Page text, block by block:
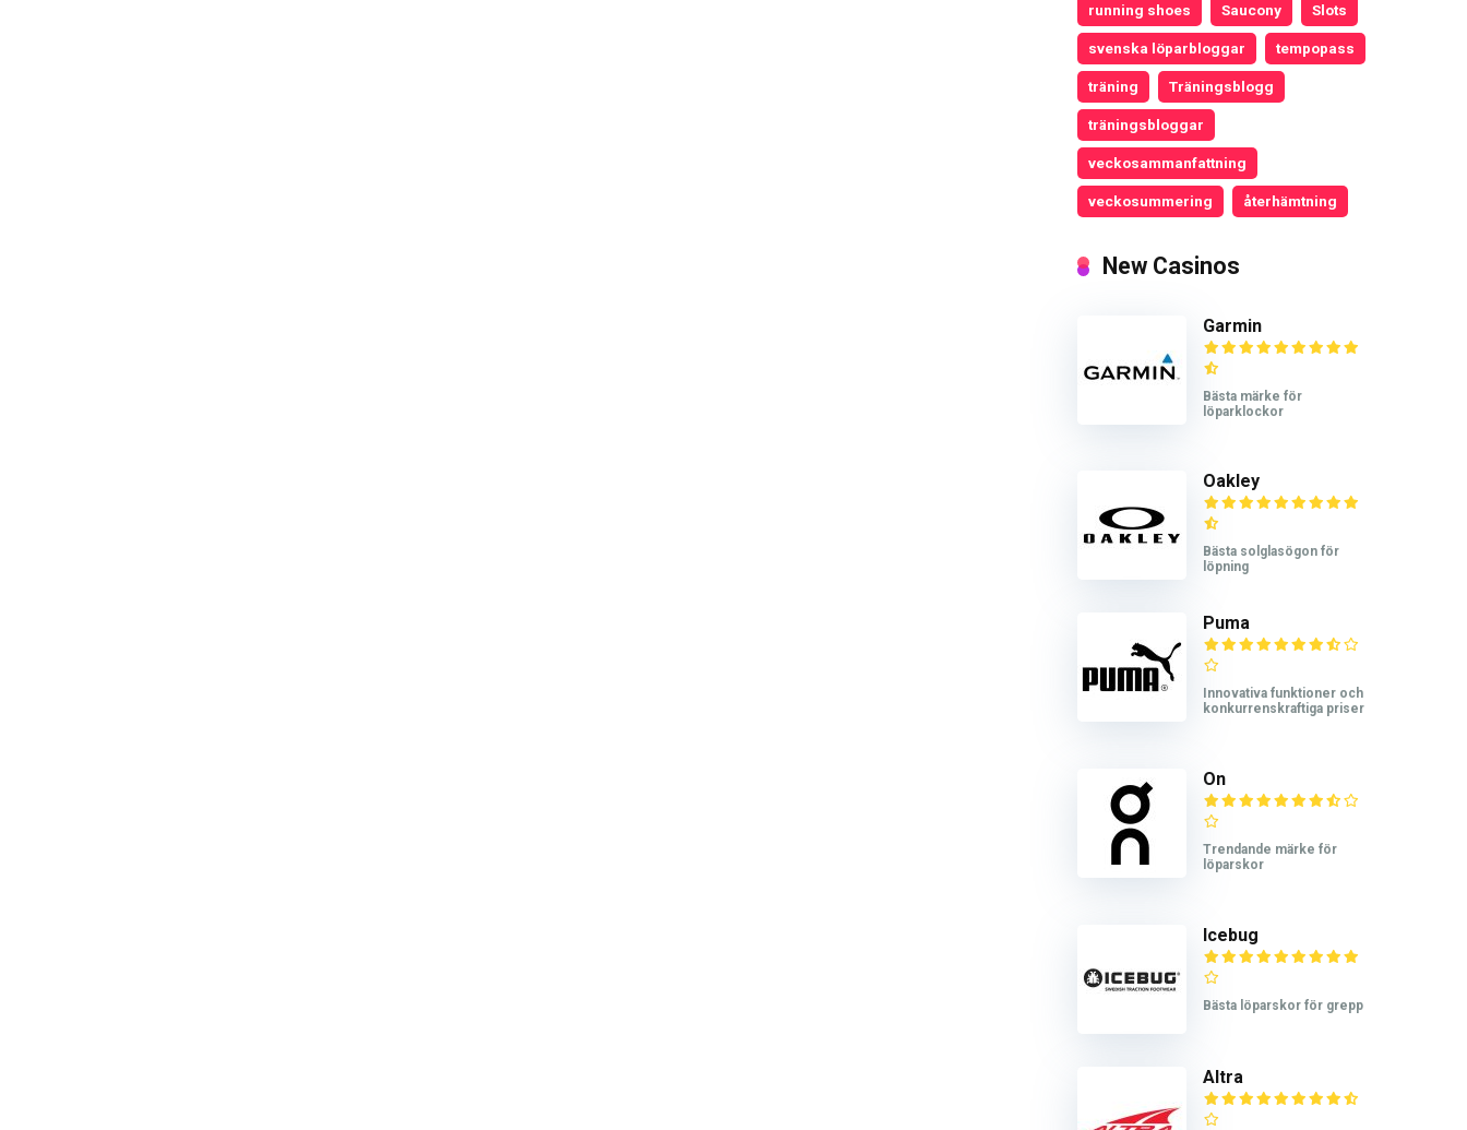
running shoes Saucony Slots
svenska löparbloggar tempopass
träning Träningsblogg
träningsbloggar
veckosammanfattning
veckosummering återhämtning
New Casinos
Garmin
Bästa märke för
löparklockor
Oakley
Bästa solglasögon för
löpning
Puma
Innovativa funktioner och
konkurrenskraftiga priser
On
Trendande märke för
löparskor
Icebug
Bästa löparskor för grepp
Altra